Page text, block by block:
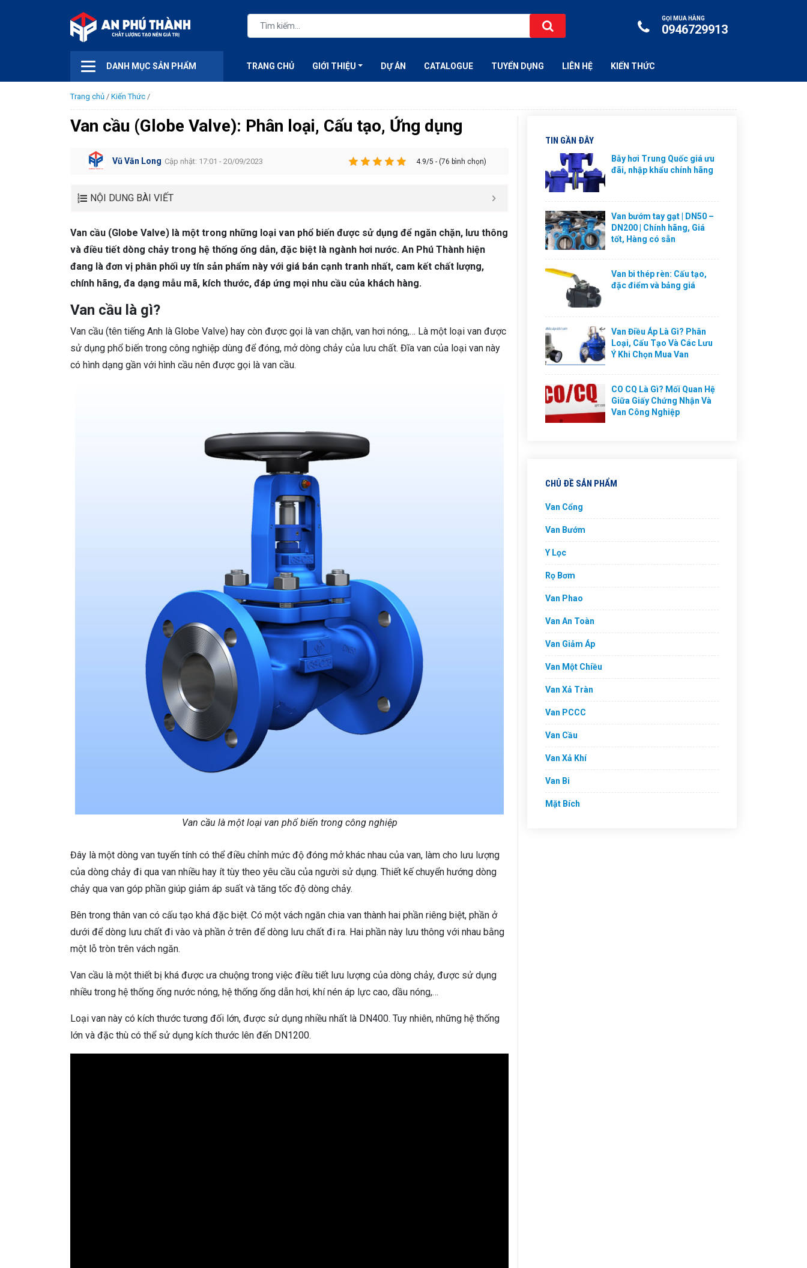
GỌI MUA HÀNG
0946729913
DANH MỤC SẢN PHẨM TRANG CHỦ GIỚI THIỆU DỰ ÁN CATALOGUE TUYỂN DỤNG LIÊN HỆ KIẾN THỨC
Trang chủ / Kiến Thức /
Van cầu (Globe Valve): Phân loại, Cấu tạo, Ứng dụng
Vũ Văn Long Cập nhật: 17:01 - 20/09/2023 4.9/5 - (76 bình chọn)
NỘI DUNG BÀI VIẾT
Van cầu (Globe Valve) là một trong những loại van phổ biến được sử dụng để ngăn chặn, lưu thông
và điều tiết dòng chảy trong hệ thống ống dẫn, đặc biệt là ngành hơi nước. An Phú Thành hiện
đang là đơn vị phân phối uy tín sản phẩm này với giá bán cạnh tranh nhất, cam kết chất lượng,
chính hãng, đa dạng mẫu mã, kích thước, đáp ứng mọi nhu cầu của khách hàng.
Van cầu là gì?
Van cầu (tên tiếng Anh là Globe Valve) hay còn được gọi là van chặn, van hơi nóng,… Là một loại van được
sử dụng phổ biến trong công nghiệp dùng để đóng, mở dòng chảy của lưu chất. Đĩa van của loại van này
có hình dạng gần với hình cầu nên được gọi là van cầu.
Van cầu là một loại van phổ biến trong công nghiệp
Đây là một dòng van tuyến tính có thể điều chỉnh mức độ đóng mở khác nhau của van, làm cho lưu lượng
của dòng chảy đi qua van nhiều hay ít tùy theo yêu cầu của người sử dụng. Thiết kế chuyển hướng dòng
chảy qua van góp phần giúp giảm áp suất và tăng tốc độ dòng chảy.
Bên trong thân van có cấu tạo khá đặc biệt. Có một vách ngăn chia van thành hai phần riêng biệt, phần ở
dưới để dòng lưu chất đi vào và phần ở trên để dòng lưu chất đi ra. Hai phần này lưu thông với nhau bằng
một lỗ tròn trên vách ngăn.
Van cầu là một thiết bị khá được ưa chuộng trong việc điều tiết lưu lượng của dòng chảy, được sử dụng
nhiều trong hệ thống ống nước nóng, hệ thống ống dẫn hơi, khí nén áp lực cao, dầu nóng,…
Loại van này có kích thước tương đối lớn, được sử dụng nhiều nhất là DN400. Tuy nhiên, những hệ thống
lớn và đặc thù có thể sử dụng kích thước lên đến DN1200.
TIN GẦN ĐÂY
Bẫy hơi Trung Quốc giá ưu
đãi, nhập khẩu chính hãng
Van bướm tay gạt | DN50 –
DN200 | Chính hãng, Giá
tốt, Hàng có sẵn
Van bi thép rèn: Cấu tạo,
đặc điểm và bảng giá
Van Điều Áp Là Gì? Phân
Loại, Cấu Tạo Và Các Lưu
Ý Khi Chọn Mua Van
CO CQ Là Gì? Mối Quan Hệ
Giữa Giấy Chứng Nhận Và
Van Công Nghiệp
CHỦ ĐỀ SẢN PHẨM
Van Cổng
Van Bướm
Y Lọc
Rọ Bơm
Van Phao
Van An Toàn
Van Giảm Áp
Van Một Chiều
Van Xả Tràn
Van PCCC
Van Cầu
Van Xả Khí
Van Bi
Mặt Bích